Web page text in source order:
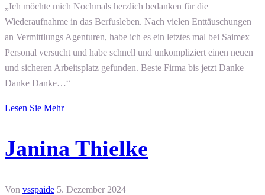
„Ich möchte mich Nochmals herzlich bedanken für die
Wiederaufnahme in das Berfusleben. Nach vielen Enttäuschungen
an Vermittlungs Agenturen, habe ich es ein letztes mal bei Saimex
Personal versucht und habe schnell und unkompliziert einen neuen
und sicheren Arbeitsplatz gefunden. Beste Firma bis jetzt Danke
Danke Danke…“
Lesen Sie Mehr
Janina Thielke
Von vsspaide 5. Dezember 2024